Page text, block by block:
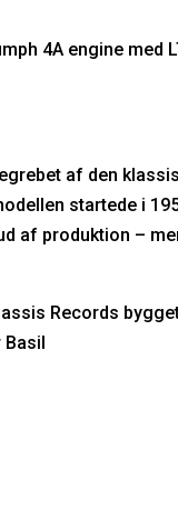
4A engine med
af den
startede i
af produktion –
Records